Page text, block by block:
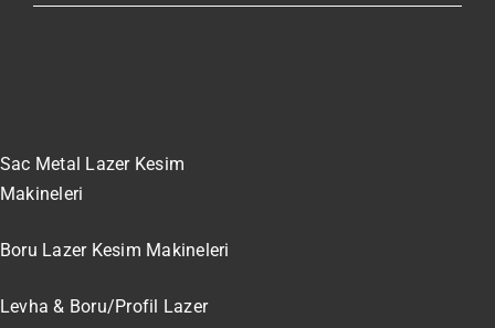
Sac Metal Lazer Kesim
Makineleri
Boru Lazer Kesim Makineleri
Levha & Boru/Profil Lazer